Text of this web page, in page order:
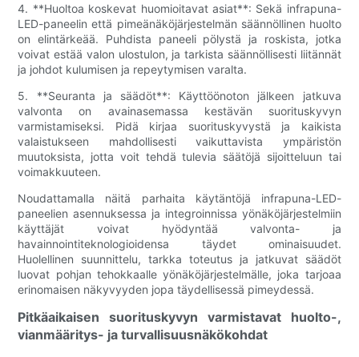
4. **Huoltoa koskevat huomioitavat asiat**: Sekä infrapuna-
LED-paneelin että pimeänäköjärjestelmän säännöllinen huolto
on elintärkeää. Puhdista paneeli pölystä ja roskista, jotka
voivat estää valon ulostulon, ja tarkista säännöllisesti liitännät
ja johdot kulumisen ja repeytymisen varalta.
5. **Seuranta ja säädöt**: Käyttöönoton jälkeen jatkuva
valvonta on avainasemassa kestävän suorituskyvyn
varmistamiseksi. Pidä kirjaa suorituskyvystä ja kaikista
valaistukseen mahdollisesti vaikuttavista ympäristön
muutoksista, jotta voit tehdä tulevia säätöjä sijoitteluun tai
voimakkuuteen.
Noudattamalla näitä parhaita käytäntöjä infrapuna-LED-
paneelien asennuksessa ja integroinnissa yönäköjärjestelmiin
käyttäjät voivat hyödyntää valvonta- ja
havainnointiteknologioidensa täydet ominaisuudet.
Huolellinen suunnittelu, tarkka toteutus ja jatkuvat säädöt
luovat pohjan tehokkaalle yönäköjärjestelmälle, joka tarjoaa
erinomaisen näkyvyyden jopa täydellisessä pimeydessä.
Pitkäaikaisen suorituskyvyn varmistavat huolto-,
vianmääritys- ja turvallisuusnäkökohdat